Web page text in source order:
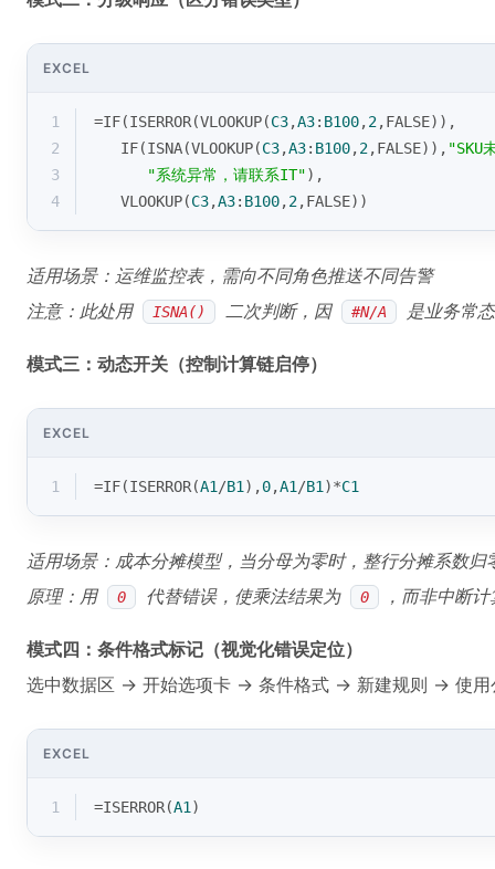
EXCEL
1 =IF(ISERROR(VLOOKUP(C3,A3: B100,2,FALSE)),
2
IF(ISNA(VLOOKUP(C3,A3: B100,2,FALSE)), "SKU
3
"系统异常，请联系IT"),
4
VLOOKUP(C3,A3: B100,2,FALSE))
适用场景：运维监控表，需向不同角色推送不同告警
注意：此处用
ISNA() 二次判断，因 #N/A 是业务常
模式三：动态开关（控制计算链启停）
EXCEL
1 =IF(ISERROR(A1 /B1 ),0,A1 /B1 )*C1
适用场景：成本分摊模型，当分母为零时，整行分摊系数归
原理：用
0 代替错误，使乘法结果为 0 ，而非中断计
模式四：条件格式标记（视觉化错误定位）
选中数据区 → 开始选项卡 → 条件格式 → 新建规则 → 使用
EXCEL
1 =ISERROR(A1 )